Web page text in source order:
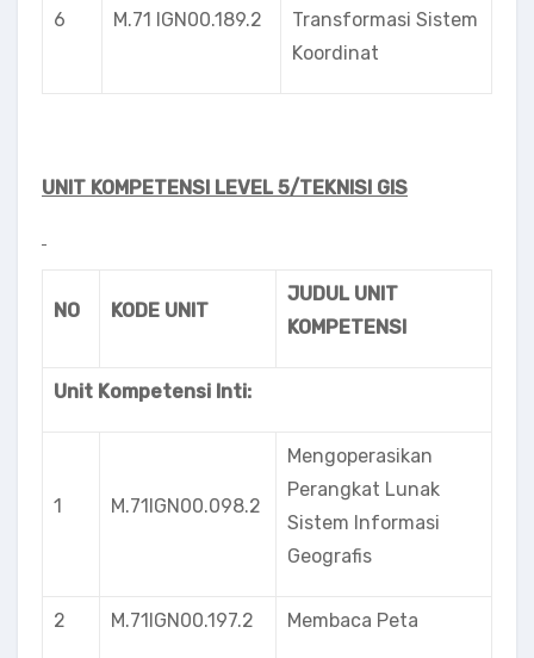
6 M.71 lGN00.189.2
Transformasi Sistem
Koordinat
UNIT KOMPETENSI LEVEL 5/TEKNISI GIS
NO KODE UNIT
JUDUL UNIT
KOMPETENSI
Unit Kompetensi Inti:
1 M.71lGN00.098.2
Mengoperasikan
Perangkat Lunak
Sistem Informasi
Geografis
2 M.71IGN00.197.2 Membaca Peta